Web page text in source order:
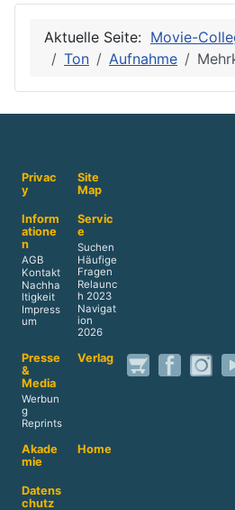
Aktuelle Seite: Movie-
Ton
Aufnahme
Privac
y
Site
Map
Inform
atione
n
AGB
Kontakt
Nachha
ltigkeit
Impress
um
Servic
e
Suchen
Häufige
Fragen
Relaunc
h 2023
Navigat
ion
2026
Presse
&
Media
Werbun
g
Reprints
Verlag
Akade
mie
Home
Datens
chutz